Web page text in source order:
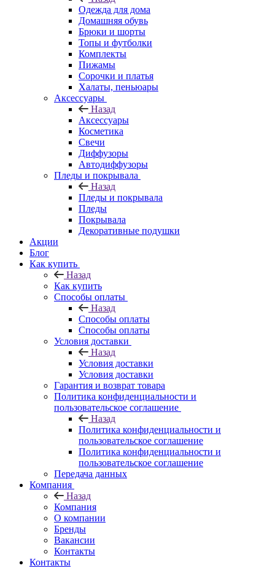
Одежда для дома
Домашняя обувь
Брюки и шорты
Топы и футболки
Комплекты
Пижамы
Сорочки и платья
Халаты, пеньюары
Аксессуары
Назад
Аксессуары
Косметика
Свечи
Диффузоры
Автодиффузоры
Пледы и покрывала
Назад
Пледы и покрывала
Пледы
Покрывала
Декоративные подушки
Акции
Блог
Как купить
Назад
Как купить
Способы оплаты
Назад
Способы оплаты
Способы оплаты
Условия доставки
Назад
Условия доставки
Условия доставки
Гарантия и возврат товара
Политика конфиденциальности и
пользовательское соглашение
Назад
Политика конфиденциальности и
пользовательское соглашение
Политика конфиденциальности и
пользовательское соглашение
Передача данных
Компания
Назад
Компания
О компании
Бренды
Вакансии
Контакты
Контакты